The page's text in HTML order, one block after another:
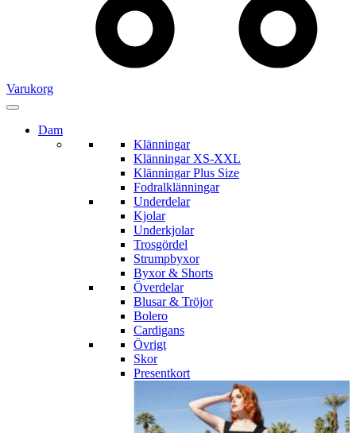
Varukorg
Dam
Klänningar
Klänningar XS-XXL
Klänningar Plus Size
Fodralklänningar
Underdelar
Kjolar
Underkjolar
Trosgördel
Strumpbyxor
Byxor & Shorts
Överdelar
Blusar & Tröjor
Bolero
Cardigans
Övrigt
Skor
Presentkort